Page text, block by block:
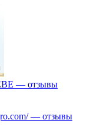
— отзывы
— отзывы